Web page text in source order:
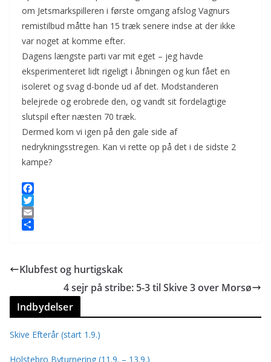
om Jetsmarkspilleren i første omgang afslog Vagnurs
remistilbud måtte han 15 træk senere indse at der ikke
var noget at komme efter.
Dagens længste parti var mit eget – jeg havde
eksperimenteret lidt rigeligt i åbningen og kun fået en
isoleret og svag d-bonde ud af det. Modstanderen
belejrede og erobrede den, og vandt sit fordelagtige
slutspil efter næsten 70 træk.
Dermed kom vi igen på den gale side af
nedrykningsstregen. Kan vi rette op på det i de sidste 2
kampe?
F
a
c
o
T
w
e
E
lr
Klubfest og hurtigskak
4 sejr på stribe: 5-3 til Skive 3 over Morsø
Indbydelser
Skive Efterår (start 1.9.)
Holstebro Byturnering (11.9. – 13.9.)